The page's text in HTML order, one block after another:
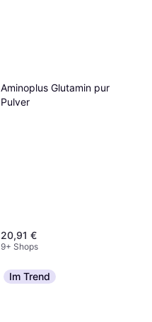
Aminoplus Glutamin pur
Pulver
20,91 €
9+ Shops
Im Trend